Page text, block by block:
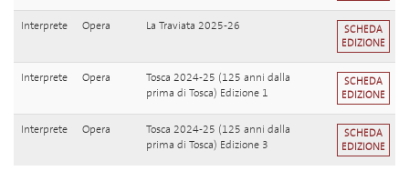
Interprete Opera La Traviata 2025-26
SCHEDA
EDIZIONE
Interprete Opera
Tosca 2024-25 (125 anni dalla
prima di Tosca) Edizione 1
SCHEDA
EDIZIONE
Interprete Opera
Tosca 2024-25 (125 anni dalla
prima di Tosca) Edizione 3
SCHEDA
EDIZIONE